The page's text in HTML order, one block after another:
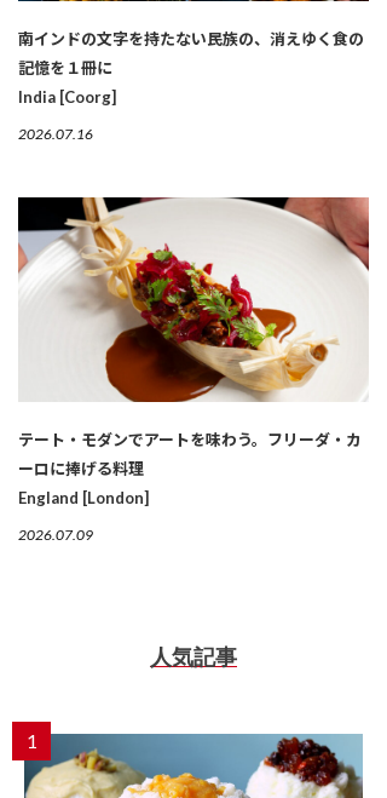
南インドの文字を持たない民族の、消えゆく食の
記憶を１冊に
India [Coorg]
2026.07.16
テート・モダンでアートを味わう。フリーダ・カ
ーロに捧げる料理
England [London]
2026.07.09
人気記事
1